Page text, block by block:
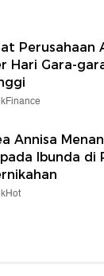
Perusahaan
Hari Gara-
Annisa
Ibunda di